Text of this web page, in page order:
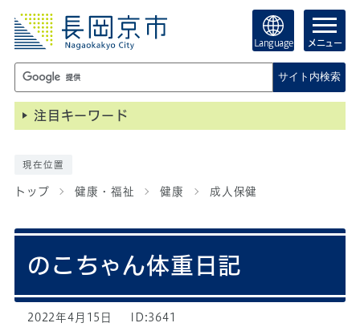
Language メニュー
サイト内検索
注目キーワード
現在位置
トップ 健康・福祉 健康 成人保健
のこちゃん体重日記
2022年4月15日 ID:3641